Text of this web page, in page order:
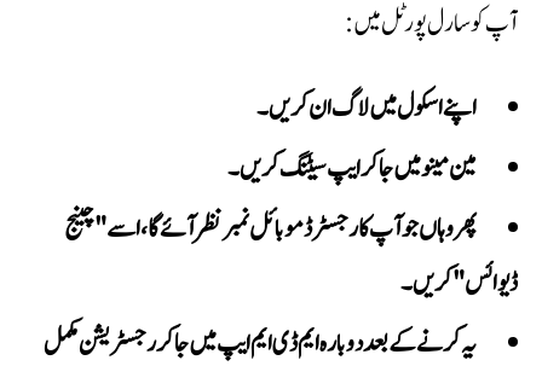
آپ کو سارل پورٹل میں:
اپنے اسکول میں لاگ ان کریں۔
مین مینو میں جا کر ایپ سیٹنگ کریں۔
پھر وہاں جو آپ کا رجسٹرڈ موبائل نمبر نظر آئے گا، اسے "چینج
ڈیوائس" کریں۔
یہ کرنے کے بعد دوبارہ ایم ڈی ایم ایپ میں جا کر رجسٹریشن مکمل